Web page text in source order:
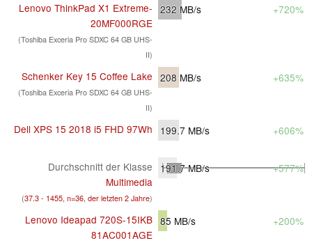
Lenovo ThinkPad X1 Extreme-
20MF000RGE
(Toshiba Exceria Pro SDXC 64 GB UHS-
II)
232 MB/s +720%
Schenker Key 15 Coffee Lake
(Toshiba Exceria Pro SDXC 64 GB UHS-
II)
208 MB/s +635%
Dell XPS 15 2018 i5 FHD 97Wh 199.7 MB/s +606%
Durchschnitt der Klasse
Multimedia
(37.3 - 1455, n=36, der letzten 2 Jahre)
191.7MB/s +577%
Lenovo Ideapad 720S-15IKB
81AC001AGE
85 MB/s +200%